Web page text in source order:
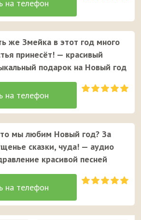
же Змейка в этот год много
принесёт! — красивый
подарок на Новый год
мы любим Новый год? За
сказки, чуда! — аудио
красивой песней